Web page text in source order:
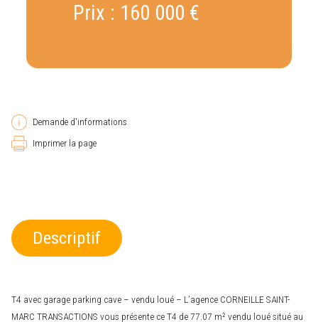
Prix : 160 000 €
Demande d'informations
Imprimer la page
Descriptif
T4 avec garage parking cave – vendu loué – L’agence CORNEILLE SAINT-
MARC TRANSACTIONS vous présente ce T4 de 77.07 m² vendu loué situé au